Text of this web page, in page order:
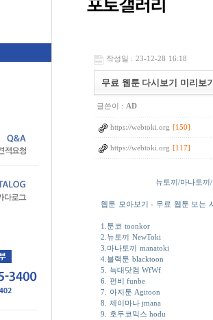
작성일 : 23-12-28 16:18
무료 웹툰 다시보기 미리보
글쓴이 : AD
https://webtoki.org [150]
https://webtoki.org [117]
뉴토끼/마나토
웹툰 모아보기 - 무료 웹툰 보는
1.툰코 toonkor
2.뉴토끼 NewToki
3.마나토끼 manatoki
4.블랙툰 blacktoon
5. 늑대닷컴 WfWf
6. 펀비 funbe
7. 아지툰 Agitoon
8. 제이마나 jmana
9. 호두코믹스 hodu